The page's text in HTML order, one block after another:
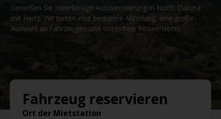
Genießen Sie zuverlässige Autovermietung in North Dakota
mit Hertz. Wir bieten eine bequeme Abholung, eine große
Auswahl an Fahrzeugen und stressfreie Reiseerlebnis.
Fahrzeug reservieren
Ort der Mietstation